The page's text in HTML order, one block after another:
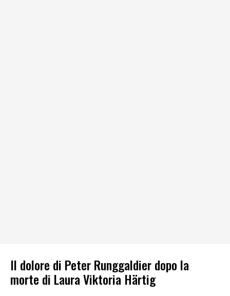
Il dolore di Peter Runggaldier dopo la
morte di Laura Viktoria Härtig